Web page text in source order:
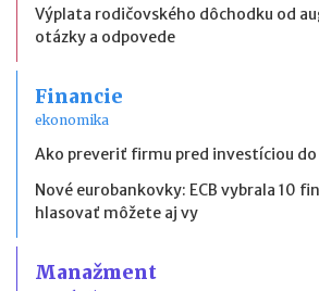
Výplata rodičovského dôchodku od
otázky a odpovede
Financie
ekonomika
Ako preveriť firmu pred investíciou
Nové eurobankovky: ECB vybrala 10
hlasovať môžete aj vy
Manažment